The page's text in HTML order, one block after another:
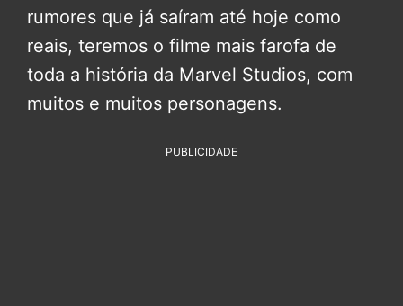
rumores que já saíram até hoje como
reais, teremos o filme mais farofa de
toda a história da Marvel Studios, com
muitos e muitos personagens.
PUBLICIDADE